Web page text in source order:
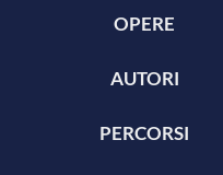
OPERE
AUTORI
PERCORSI